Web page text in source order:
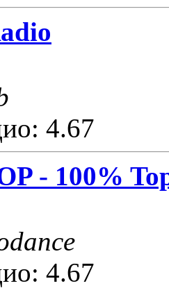
4.67
- 100%
4.67